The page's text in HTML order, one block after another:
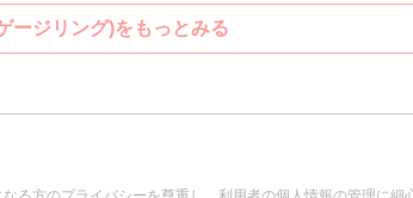
ージリング)をもっとみる